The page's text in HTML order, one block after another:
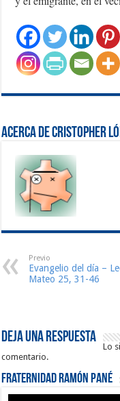
Acerca de Cristopher
Previo
Evangelio del día –
Mateo 25, 31-46
Deja una respuesta
Lo
comentario.
Fraternidad Ramón Pané